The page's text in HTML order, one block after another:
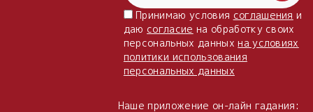
Принимаю условия соглашения и
даю согласие на обработку своих
персональных данныхна условиях
политики использования
персональных данных
Наше приложение он-лайн гадания: